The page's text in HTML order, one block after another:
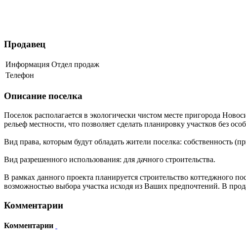
Продавец
Информация Отдел продаж
Телефон
Описание поселка
Поселок располагается в экологически чистом месте пригорода
рельеф местности, что позволяет сделать планировку участков без
Вид права, которым будут обладать жители поселка: собственность
Вид разрешенного использования: для дачного строительства.
В рамках данного проекта планируется строительство коттеджного
возможностью выбора участка исходя из Ваших предпочтений. В
Комментарии
Комментарии